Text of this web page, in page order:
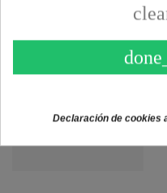
Declaración de cookies